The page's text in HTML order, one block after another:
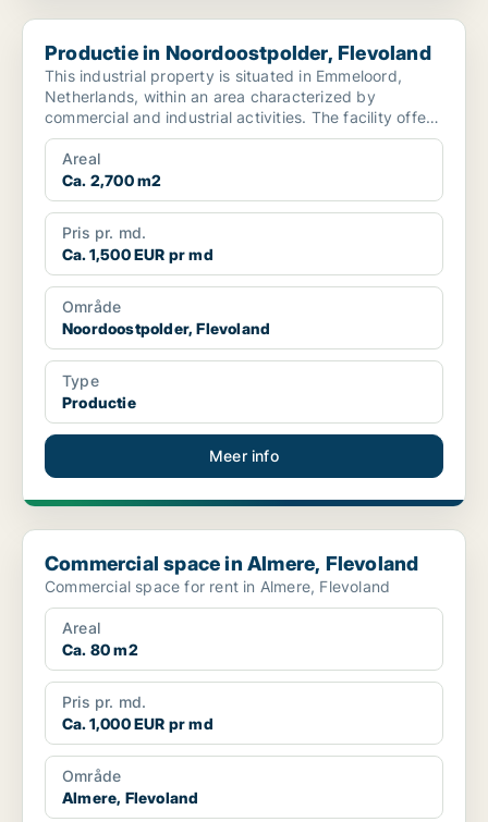
Productie in Noordoostpolder, Flevoland
Productie in Noordoostpolder, Flevoland
This industrial property is situated in Emmeloord,
Netherlands, within an area characterized by
commercial and industrial activities. The facility offers
app...
Areal
Ca. 2,700 m2
Pris pr. md.
Ca. 1,500 EUR pr md
Område
Noordoostpolder, Flevoland
Type
Productie
Meer info
Commercial space in Almere, Flevoland
Commercial space in Almere, Flevoland
Commercial space for rent in Almere, Flevoland
Areal
Ca. 80 m2
Pris pr. md.
Ca. 1,000 EUR pr md
Område
Almere, Flevoland